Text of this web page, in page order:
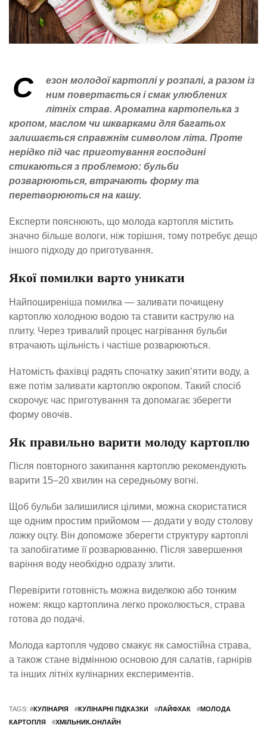
С
езон молодої картоплі у розпалі, а разом із
ним повертається і смак улюблених
літніх страв. Ароматна картопелька з
кропом, маслом чи шкварками для багатьох
залишається справжнім символом літа. Проте
нерідко під час приготування господині
стикаються з проблемою: бульби
розварюються, втрачають форму та
перетворюються на кашу.
Експерти пояснюють, що молода картопля містить
значно більше вологи, ніж торішня, тому потребує дещо
іншого підходу до приготування.
Якої помилки варто уникати
Найпоширеніша помилка — заливати почищену
картоплю холодною водою та ставити каструлю на
плиту. Через тривалий процес нагрівання бульби
втрачають щільність і частіше розварюються.
Натомість фахівці радять спочатку закип’ятити воду, а
вже потім заливати картоплю окропом. Такий спосіб
скорочує час приготування та допомагає зберегти
форму овочів.
Як правильно варити молоду картоплю
Після повторного закипання картоплю рекомендують
варити 15–20 хвилин на середньому вогні.
Щоб бульби залишилися цілими, можна скористатися
ще одним простим прийомом — додати у воду столову
ложку оцту. Він допоможе зберегти структуру картоплі
та запобігатиме її розварюванню. Після завершення
варіння воду необхідно одразу злити.
Перевірити готовність можна виделкою або тонким
ножем: якщо картоплина легко проколюється, страва
готова до подачі.
Молода картопля чудово смакує як самостійна страва,
а також стане відмінною основою для салатів, гарнірів
та інших літніх кулінарних експериментів.
TAGS: #КУЛІНАРІЯ #КУЛІНАРНІ ПІДКАЗКИ #ЛАЙФХАК #МОЛОДА
КАРТОПЛЯ
#ХМІЛЬНИК.ОНЛАЙН